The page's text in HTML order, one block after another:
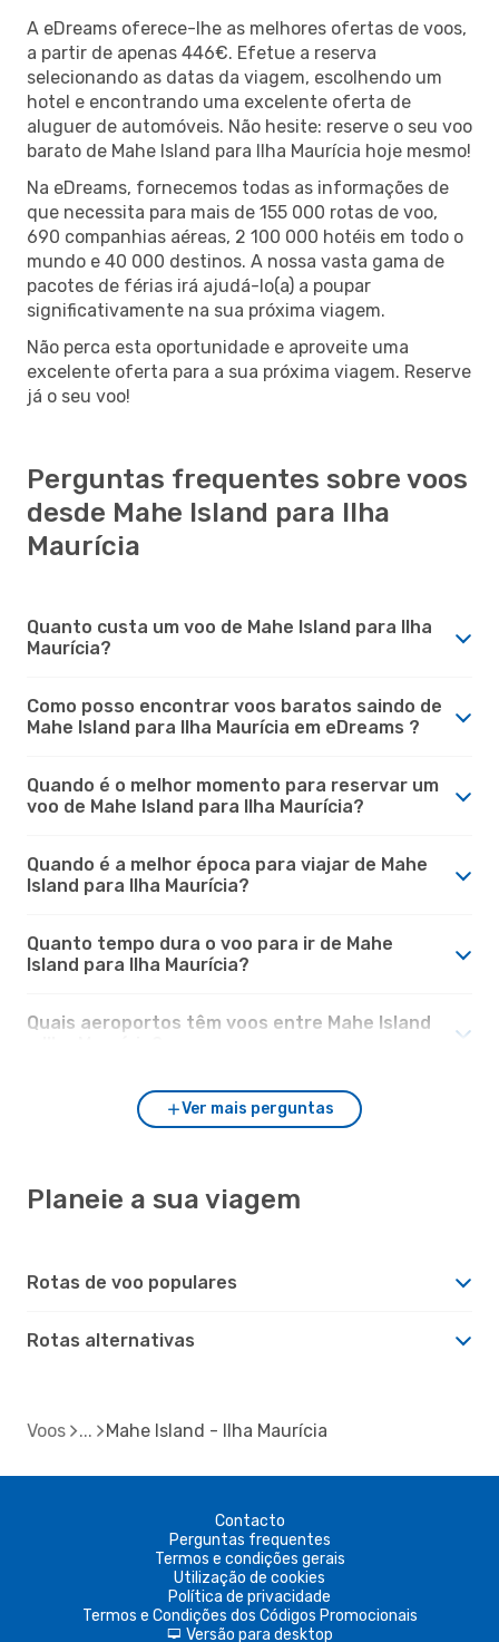
A eDreams oferece-lhe as melhores ofertas de voos,
a partir de apenas 446€. Efetue a reserva
selecionando as datas da viagem, escolhendo um
hotel e encontrando uma excelente oferta de
aluguer de automóveis. Não hesite: reserve o seu voo
barato de Mahe Island para Ilha Maurícia hoje mesmo!
Na eDreams, fornecemos todas as informações de
que necessita para mais de 155 000 rotas de voo,
690 companhias aéreas, 2 100 000 hotéis em todo o
mundo e 40 000 destinos. A nossa vasta gama de
pacotes de férias irá ajudá-lo(a) a poupar
significativamente na sua próxima viagem.
Não perca esta oportunidade e aproveite uma
excelente oferta para a sua próxima viagem. Reserve
já o seu voo!
Perguntas frequentes sobre voos
desde Mahe Island para Ilha
Maurícia
Quanto custa um voo de Mahe Island para Ilha
Maurícia?
Como posso encontrar voos baratos saindo de
Mahe Island para Ilha Maurícia em eDreams ?
Quando é o melhor momento para reservar um
voo de Mahe Island para Ilha Maurícia?
Quando é a melhor época para viajar de Mahe
Island para Ilha Maurícia?
Quanto tempo dura o voo para ir de Mahe
Island para Ilha Maurícia?
Quais aeroportos têm voos entre Mahe Island
Ver mais perguntas
Planeie a sua viagem
Rotas de voo populares
Rotas alternativas
Voos Mahe Island - Ilha Maurícia
Contacto
Perguntas frequentes
Termos e condições gerais
Utilização de cookies
Política de privacidade
Termos e Condições dos Códigos Promocionais
d Versão para desktop